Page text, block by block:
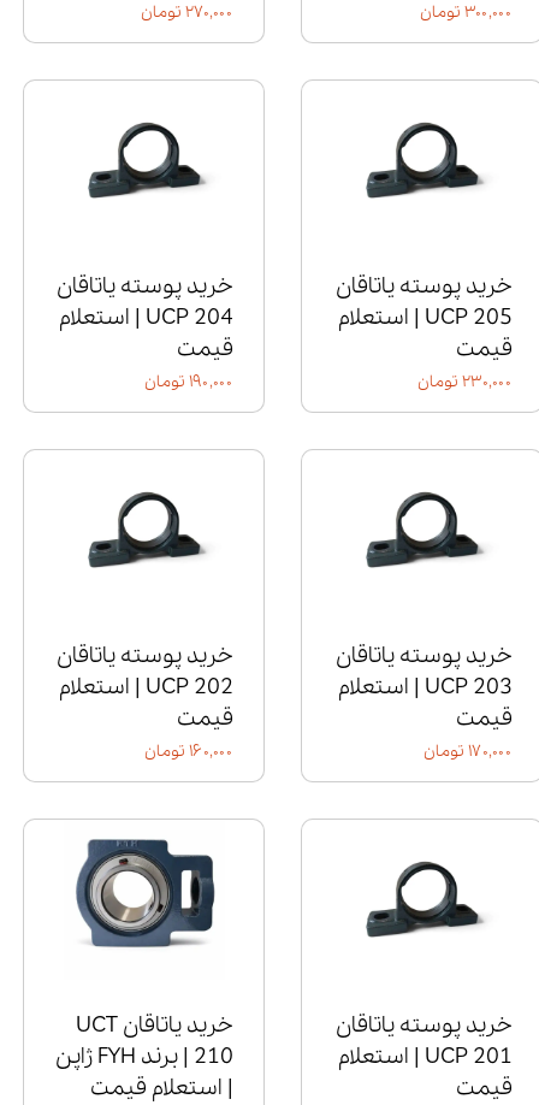
۳۰۰,۰۰۰ تومان ۲۷۰,۰۰۰ تومان
خرید پوسته یاتاقان
UCP 205 | استعلام
قیمت
۲۳۰,۰۰۰ تومان
خرید پوسته یاتاقان
UCP 204 | استعلام
قیمت
۱۹۰,۰۰۰ تومان
خرید پوسته یاتاقان
UCP 203 | استعلام
قیمت
۱۷۰,۰۰۰ تومان
خرید پوسته یاتاقان
UCP 202 | استعلام
قیمت
۱۶۰,۰۰۰ تومان
خرید پوسته یاتاقان
UCP 201 | استعلام
قیمت
خرید یاتاقان UCT
210 | برند FYH ژاپن
| استعلام قیمت